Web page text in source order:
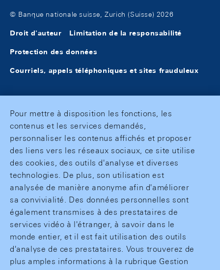
© Banque nationale suisse, Zurich (Suisse) 2026
Droit d'auteur Limitation de la responsabilité
Protection des données
Courriels, appels téléphoniques et sites frauduleux
Pour mettre à disposition les fonctions, les
contenus et les services demandés,
personnaliser les contenus affichés et proposer
des liens vers les réseaux sociaux, ce site utilise
des cookies, des outils d'analyse et diverses
technologies. De plus, son utilisation est
analysée de manière anonyme afin d'améliorer
sa convivialité. Des données personnelles sont
également transmises à des prestataires de
services vidéo à l'étranger, à savoir dans le
monde entier, et il est fait utilisation des outils
d'analyse de ces prestataires. Vous trouverez de
plus amples informations à la rubrique Gestion